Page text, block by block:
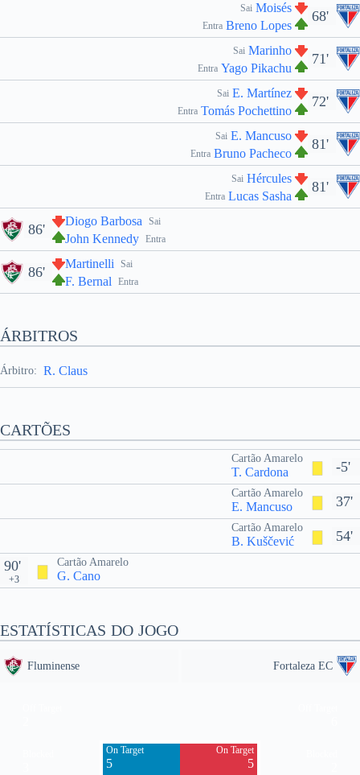
68'
Sai Moisés
Entra Breno Lopes
71'
Sai Marinho
Entra Yago Pikachu
72'
Sai E. Martínez
Entra Tomás Pochettino
81'
Sai E. Mancuso
Entra Bruno Pacheco
81'
Sai Hércules
Entra Lucas Sasha
Sai
Diogo Barbosa
Entra
John Kennedy
86'
Sai
Martinelli
Entra
F. Bernal
86'
ÁRBITROS
Árbitro: R. Claus
CARTÕES
-5'
Cartão Amarelo
T. Cardona
37'
Cartão Amarelo
E. Mancuso
54'
Cartão Amarelo
B. Kuščević
Cartão Amarelo
G. Cano
90'
+3
ESTATÍSTICAS DO JOGO
Fluminense Fortaleza EC
On Target
5
On Target
5